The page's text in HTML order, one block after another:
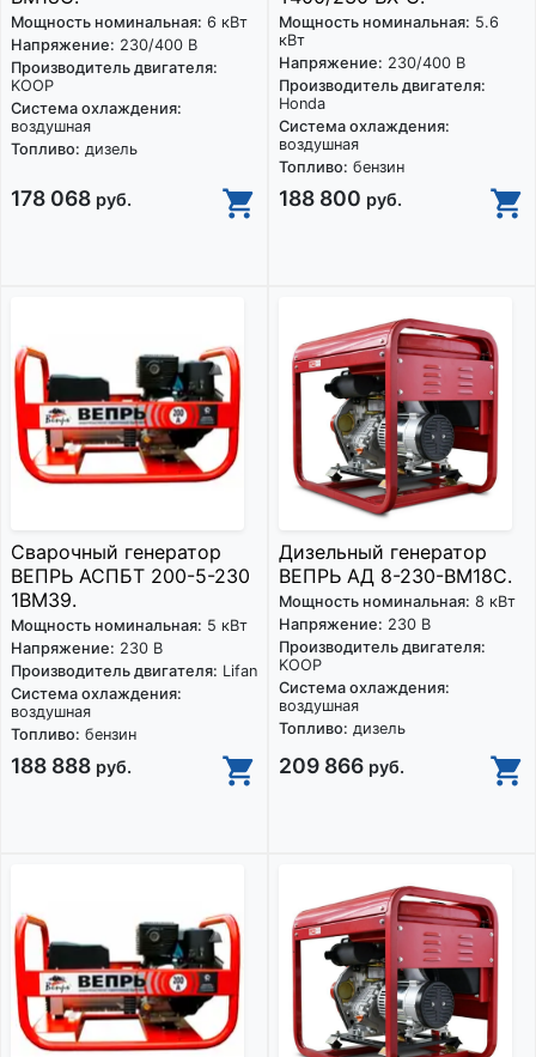
Мощность номинальная: 6 кВт
Напряжение: 230/400 В
Производитель двигателя:
KOOP
Система охлаждения:
воздушная
Топливо: дизель
178 068 руб.
Мощность номинальная: 5.6
кВт
Напряжение: 230/400 В
Производитель двигателя:
Honda
Система охлаждения:
воздушная
Топливо: бензин
188 800 руб.
Сварочный генератор
ВЕПРЬ АСПБТ 200-5-230
1ВМ39.
Мощность номинальная: 5 кВт
Напряжение: 230 В
Производитель двигателя: Lifan
Система охлаждения:
воздушная
Топливо: бензин
188 888 руб.
Дизельный генератор
ВЕПРЬ АД 8-230-ВМ18C.
Мощность номинальная: 8 кВт
Напряжение: 230 В
Производитель двигателя:
KOOP
Система охлаждения:
воздушная
Топливо: дизель
209 866 руб.